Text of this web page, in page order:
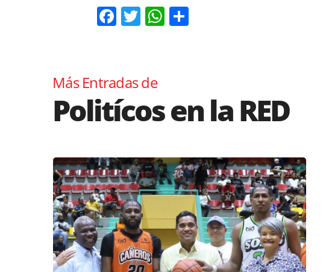
Facebook
TwitterWhatsApp
Más Entradas de
Politícos en la RED